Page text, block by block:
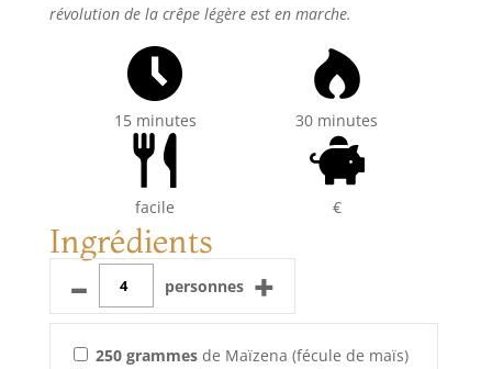
révolution de la crêpe légère est en marche.
15 minutes 30 minutes
facile €
Ingrédients
– personnes +
250 grammesde Maïzena (fécule de maïs)